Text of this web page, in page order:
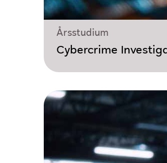
Årsstudium
Cybercrime